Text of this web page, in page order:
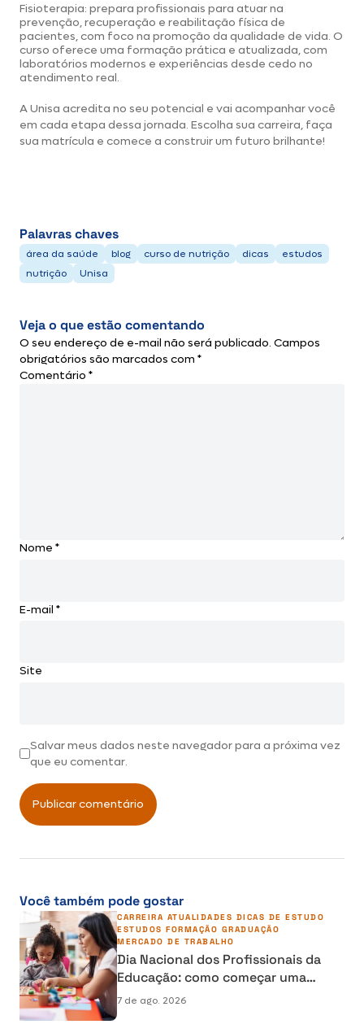
Fisioterapia: prepara profissionais para atuar na
prevenção, recuperação e reabilitação física de
pacientes, com foco na promoção da qualidade de vida. O
curso oferece uma formação prática e atualizada, com
laboratórios modernos e experiências desde cedo no
atendimento real.
A Unisa acredita no seu potencial e vai acompanhar você
em cada etapa dessa jornada. Escolha sua carreira, faça
sua matrícula e comece a construir um futuro brilhante!
Palavras chaves
área da saúde blog curso de nutrição dicas
estudos
nutrição
Unisa
Veja o que estão comentando
O seu endereço de e-mail não será publicado. Campos
obrigatórios são marcados com *
Comentário *
Nome *
E-mail *
Site
Salvar meus dados neste navegador para a próxima vez
que eu comentar.
Você também pode gostar
CARREIRA ATUALIDADES DICAS DE ESTUDO
ESTUDOS FORMAÇÃO GRADUAÇÃO
MERCADO DE TRABALHO
Dia Nacional dos Profissionais da
Educação: como começar uma
carreira na área da Educação
7 de ago. 2026